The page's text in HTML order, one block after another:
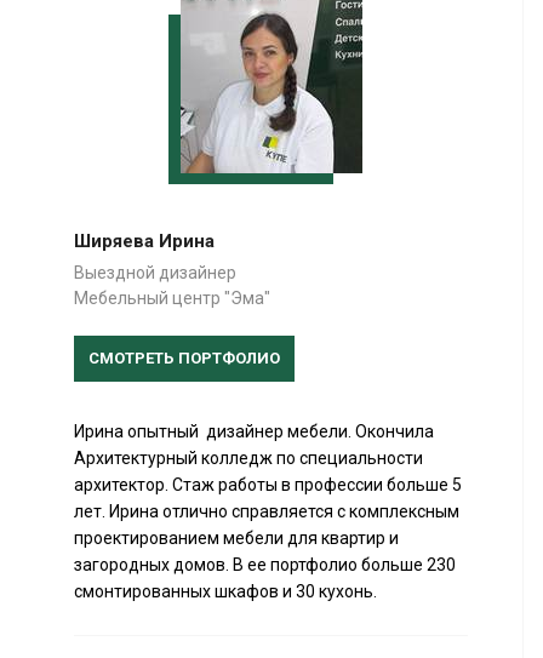
Ширяева Ирина
Выездной дизайнер
Мебельный центр "Эма"
СМОТРЕТЬ ПОРТФОЛИО
Ирина опытный дизайнер мебели. Окончила
Архитектурный колледж по специальности
архитектор. Стаж работы в профессии больше 5
лет. Ирина отлично справляется с комплексным
проектированием мебели для квартир и
загородных домов. В ее портфолио больше 230
смонтированных шкафов и 30 кухонь.